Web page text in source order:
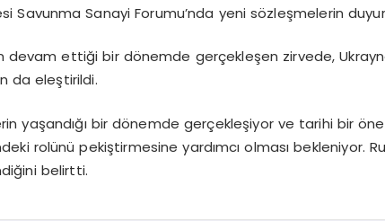
Savunma Sanayi Forumu’nda yeni sözleşmelerin
devam ettiği bir dönemde gerçekleşen zirvede,
da eleştirildi.
yaşandığı bir dönemde gerçekleşiyor ve tarihi bir
rolünü pekiştirmesine yardımcı olması bekleniyor.
belirtti.